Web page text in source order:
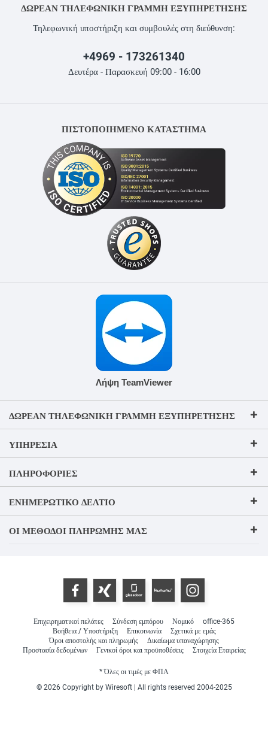
ΔΩΡΕΆΝ ΤΗΛΕΦΩΝΙΚΉ ΓΡΑΜΜΉ ΕΞΥΠΗΡΈΤΗΣΗΣ
Τηλεφωνική υποστήριξη και συμβουλές στη διεύθυνση:
+4969 - 173261340
Δευτέρα - Παρασκευή 09:00 - 16:00
ΠΙΣΤΟΠΟΙΗΜΕΝΟ ΚΑΤΑΣΤΗΜΑ
Λήψη TeamViewer
ΔΩΡΕΆΝ ΤΗΛΕΦΩΝΙΚΉ ΓΡΑΜΜΉ ΕΞΥΠΗΡΈΤΗΣΗΣ
ΥΠΗΡΕΣΊΑ
ΠΛΗΡΟΦΟΡΊΕΣ
ΕΝΗΜΕΡΩΤΙΚΌ ΔΕΛΤΊΟ
ΟΙ ΜΈΘΟΔΟΙ ΠΛΗΡΩΜΉΣ ΜΑΣ
Επιχειρηματικοί πελάτες Σύνδεση εμπόρου Νομικό
office-365
Βοήθεια / Υποστήριξη
Επικοινωνία
Σχετικά με εμάς
Όροι αποστολής και πληρωμής
Δικαίωμα υπαναχώρησης
Προστασία δεδομένων
Γενικοί όροι και προϋποθέσεις Στοιχεία Εταιρείας
* Όλες οι τιμές με ΦΠΑ
© 2026 Copyright by Wiresoft | All rights reserved 2004-2025